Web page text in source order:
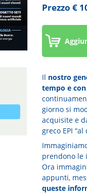
Prezzo €
Il nostro
tempo e
giorno si
acquisite e
greco EPI
prendono le
Ora
appunti,
queste